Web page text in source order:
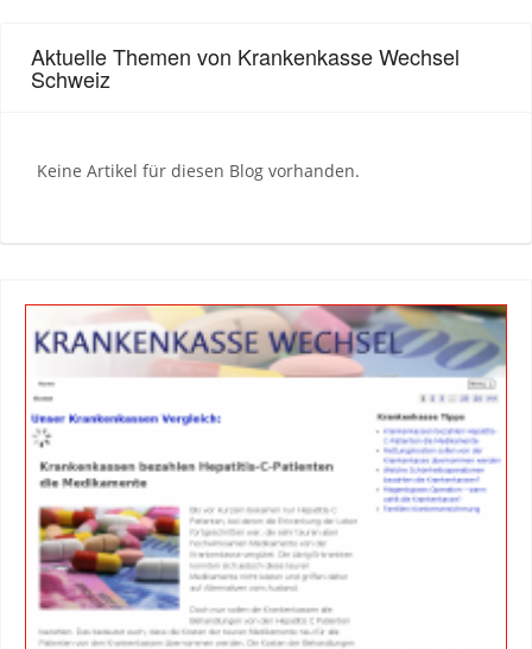
Aktuelle Themen von Krankenkasse Wechsel
Schweiz
Keine Artikel für diesen Blog vorhanden.